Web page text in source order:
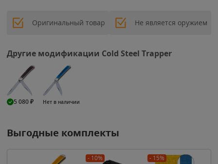
Оригинальный товар Не является оружием
Другие модификации Cold Steel Trapper
5 080₽ Нет в наличии
Выгодные комплекты
- 10% - 15%